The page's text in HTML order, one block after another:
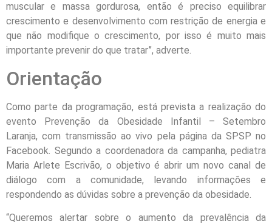
muscular e massa gordurosa, então é preciso equilibrar
crescimento e desenvolvimento com restrição de energia e
que não modifique o crescimento, por isso é muito mais
importante prevenir do que tratar”, adverte.
Orientação
Como parte da programação, está prevista a realização do
evento Prevenção da Obesidade Infantil – Setembro
Laranja, com transmissão ao vivo pela página da SPSP no
Facebook. Segundo a coordenadora da campanha, pediatra
Maria Arlete Escrivão, o objetivo é abrir um novo canal de
diálogo com a comunidade, levando informações e
respondendo as dúvidas sobre a prevenção da obesidade.
“Queremos alertar sobre o aumento da prevalência da